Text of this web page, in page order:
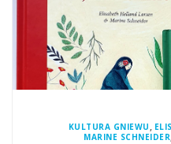
KULTURA GNIEWU ,
MARINE SCHNEIDER